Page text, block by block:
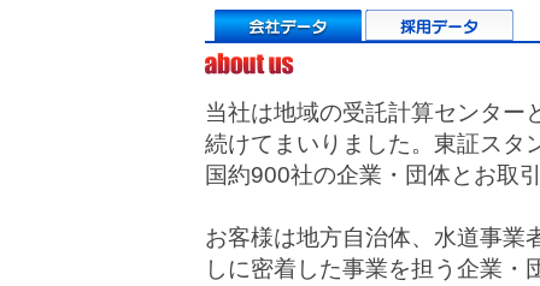
当社は地域の受託計算センター
続けてまいりました。東証スタ
国約900社の企業・団体とお取
お客様は地方自治体、水道事業
しに密着した事業を担う企業